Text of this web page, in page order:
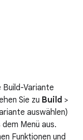
Build-Variante
Sie zu Build >
auswählen)
Menü aus.
Funktionen und